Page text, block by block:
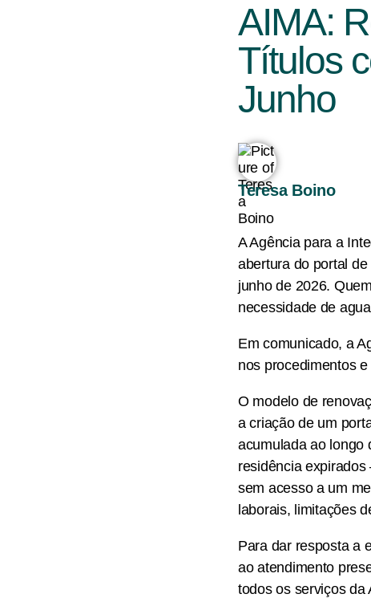
AIMA:
Títulos
Junho
Teresa Boino
A Agência para a
abertura do portal
junho de 2026.
necessidade de
Em comunicado, a
nos procedimentos
O modelo de
a criação de um
acumulada ao longo
residência
sem acesso a um
laborais, limitações
Para dar resposta a
ao atendimento
todos os serviços da